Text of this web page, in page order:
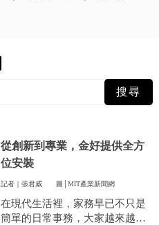
從創新到專業，金好提供全方
位安裝
記者｜張君威 圖│MIT產業新聞網
在現代生活裡，家務早已不只是
簡單的日常事務，大家越來越重